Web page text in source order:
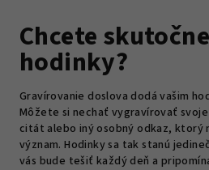
Chcete
hodinky?
Gravírovanie doslova dodá vašim
Môžete si nechať vygravírovať
citát alebo iný osobný odkaz, ktorý
význam. Hodinky sa tak stanú
vás bude tešiť každý deň a